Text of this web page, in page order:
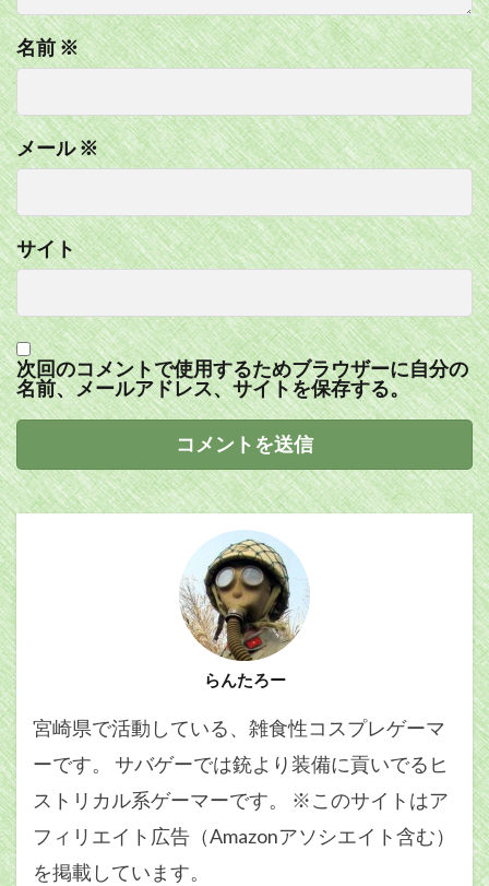
名前※
メール※
サイト
次回のコメントで使用するためブラウザーに自分の
名前、メールアドレス、サイトを保存する。
らんたろー
宮崎県で活動している、雑食性コスプレゲーマ
ーです。 サバゲーでは銃より装備に貢いでるヒ
ストリカル系ゲーマーです。 ※このサイトはア
フィリエイト広告（Amazonアソシエイト含む）
を掲載しています。